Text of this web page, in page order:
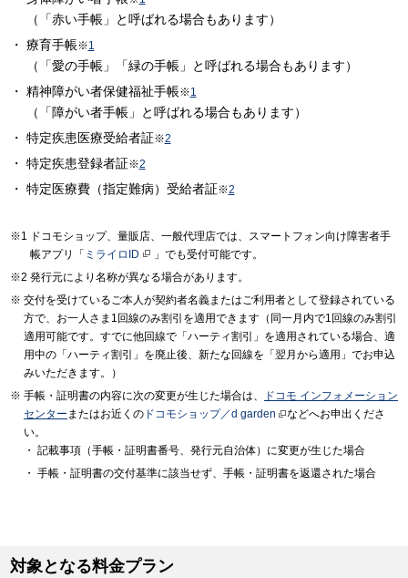
（「赤い手帳」と呼ばれる場合もあります）
療育手帳※1
（「愛の手帳」「緑の手帳」と呼ばれる場合もあります）
精神障がい者保健福祉手帳※1
（「障がい者手帳」と呼ばれる場合もあります）
特定疾患医療受給者証※2
特定疾患登録者証※2
特定医療費（指定難病）受給者証※2
ドコモショップ、量販店、一般代理店では、スマートフォン向け障害者手
帳アプリ「 ミライロID
」でも受付可能です。
発行元により名称が異なる場合があります。
交付を受けているご本人が契約者名義またはご利用者として登録されている
方で、お一人さま1回線のみ割引を適用できます（同一月内で1回線のみ割引
適用可能です。すでに他回線で「ハーティ割引」を適用されている場合、適
用中の「ハーティ割引」を廃止後、新たな回線を「翌月から適用」でお申込
みいただきます。）
手帳・証明書の内容に次の変更が生じた場合は、
ドコモ インフォメーション
センター またはお近くの ドコモショップ／d garden
などへお申出くださ
い。
記載事項（手帳・証明書番号、発行元自治体）に変更が生じた場合
手帳・証明書の交付基準に該当せず、手帳・証明書を返還された場合
対象となる料金プラン